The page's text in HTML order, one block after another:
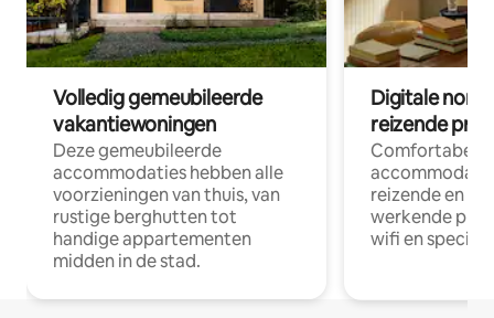
Volledig gemeubileerde
vakantiewoningen
Deze gemeubileerde
accommodaties hebben alle
voorzieningen van thuis, van
rustige berghutten tot
handige appartementen
midden in de stad.
Digitale
reizende
Comfortabele
reizende en
werkende
wifi en